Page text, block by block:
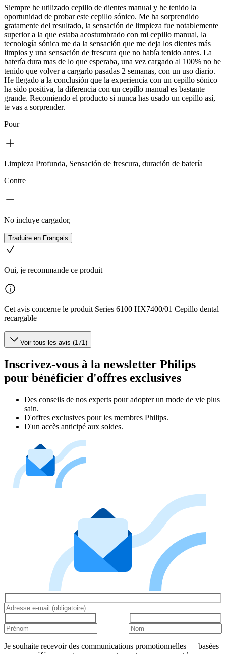
Siempre he utilizado cepillo de dientes manual y he tenido la
oportunidad de probar este cepillo sónico. Me ha sorprendido
gratamente del resultado, la sensación de limpieza fue notablemente
superior a la que estaba acostumbrado con mi cepillo manual, la
tecnología sónica me da la sensación que me deja los dientes más
limpios y una sensación de frescura que no había tenido antes. La
batería dura mas de lo que esperaba, una vez cargado al 100% no he
tenido que volver a cargarlo pasadas 2 semanas, con un uso diario.
He llegado a la conclusión que la experiencia con un cepillo sónico
ha sido positiva, la diferencia con un cepillo manual es bastante
grande. Recomiendo el producto si nunca has usado un cepillo así,
te vas a sorprender.
Pour
Limpieza Profunda, Sensación de frescura, duración de batería
Contre
No incluye cargador,
Traduire en Français
Oui, je recommande ce produit
Cet avis concerne le produit Series 6100 HX7400/01 Cepillo dental
recargable
Voir tous les avis (171)
Inscrivez-vous à la newsletter Philips
pour bénéficier d'offres exclusives
Des conseils de nos experts pour adopter un mode de vie plus
sain.
D'offres exclusives pour les membres Philips.
D'un accès anticipé aux soldes.
Je souhaite recevoir des communications promotionnelles — basées